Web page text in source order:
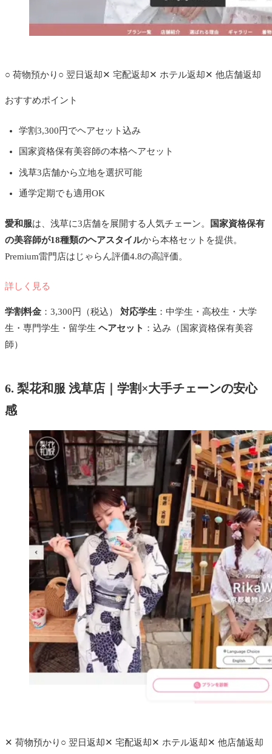
○ 荷物預かり ○ 翌日返却✕ 宅配返却✕ ホテル返却✕ 他店舗返却
おすすめポイント
学割3,300円でヘアセット込み
国家資格保有美容師の本格ヘアセット
浅草3店舗から立地を選択可能
通学定期でも適用OK
愛和服は、浅草に3店舗を展開する人気チェーン。
国家資格保有
の美容師が18種類のヘアスタイルから本格セットを提供。
Premium雷門店はじゃらん評価4.8の高評価。
詳しく見る
学割料金 ：3,300円（税込） 対応学生 ：中学生・高校生・大学
生・専門学生・留学生 ヘアセット ：込み（国家資格保有美容
師）
6. 梨花和服 浅草店｜学割×大手チェーンの安心
感
✕ 荷物預かり ○ 翌日返却✕ 宅配返却✕ ホテル返却✕ 他店舗返却